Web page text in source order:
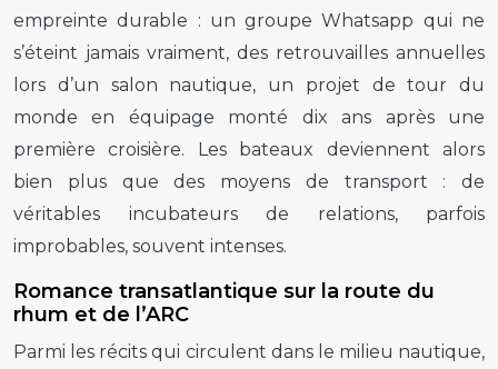
empreinte durable : un groupe Whatsapp qui ne
s’éteint jamais vraiment, des retrouvailles annuelles
lors d’un salon nautique, un projet de tour du
monde en équipage monté dix ans après une
première croisière. Les bateaux deviennent alors
bien plus que des moyens de transport : de
véritables incubateurs de relations, parfois
improbables, souvent intenses.
Romance transatlantique sur la route du
rhum et de l’ARC
Parmi les récits qui circulent dans le milieu nautique,